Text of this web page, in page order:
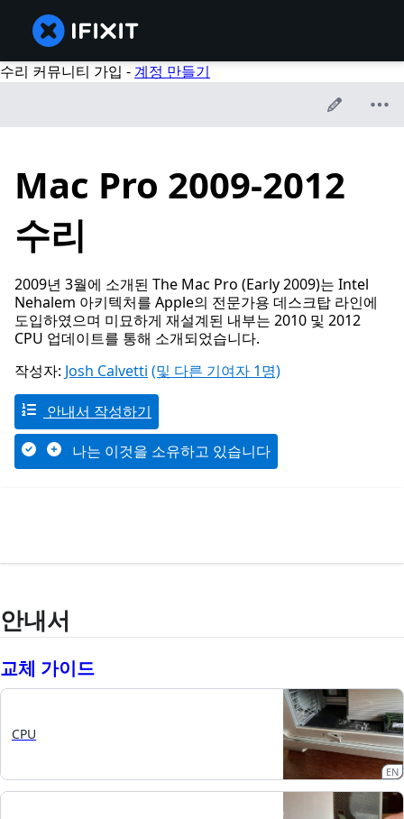
수리 커뮤니티 가입 -계정 만들기
Mac Pro 2009-2012
수리
2009년 3월에 소개된 The Mac Pro (Early 2009)는 Intel
Nehalem 아키텍처를 Apple의 전문가용 데스크탑 라인에
도입하였으며 미묘하게 재설계된 내부는 2010 및 2012
CPU 업데이트를 통해 소개되었습니다.
작성자: Josh Calvetti (및 다른 기여자 1명)
안내서 작성하기
나는 이것을 소유하고 있습니다
안내서
교체 가이드
CPU
EN